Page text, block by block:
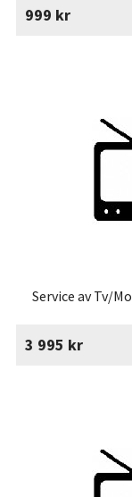
999 kr
Service av Tv/
3 995 kr